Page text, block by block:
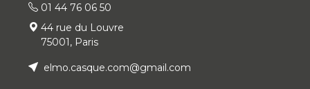
01 44 76 06 50
44 rue du Louvre
75001, Paris
elmo.casque.com@gmail.com